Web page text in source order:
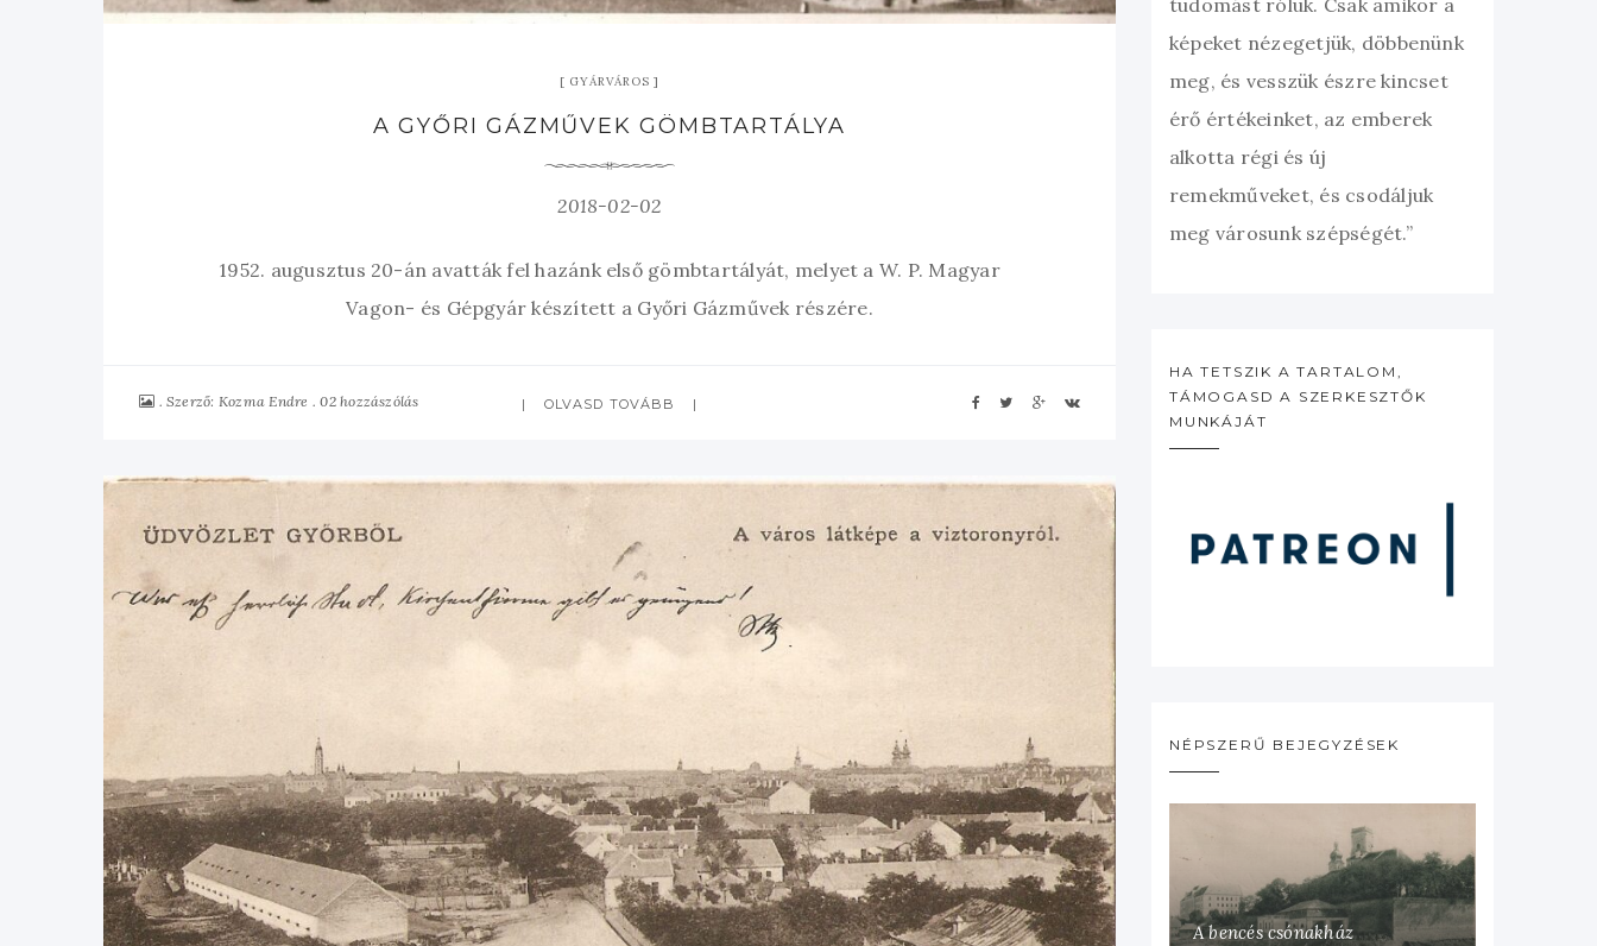
GYÁRVÁROS
A GYŐRI GÁZMŰVEK GÖMBTARTÁLYA
2018-02-02
1952. augusztus 20-án avatták fel hazánk első gömbtartályát, melyet a W. P. Magyar
Vagon- és Gépgyár készített a Győri Gázművek részére.
Szerző: Kozma Endre 02 hozzászólás OLVASD TOVÁBB
képeket nézegetjük, döbbenünk
meg, és vesszük észre kincset
érő értékeinket, az emberek
alkotta régi és új
remekműveket, és csodáljuk
meg városunk szépségét.”
HA TETSZIK A TARTALOM,
TÁMOGASD A SZERKESZTŐK
MUNKÁJÁT
NÉPSZERŰ BEJEGYZÉSEK
A bencés csónakház